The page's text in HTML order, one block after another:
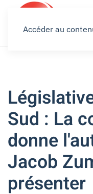
Accéder au
Sud : La
donne
Jacob
présenter